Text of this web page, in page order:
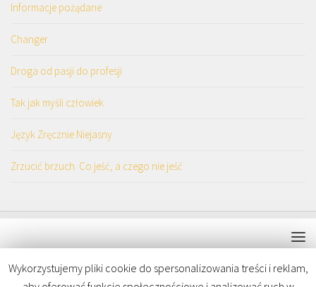
Informacje pożądane
Changer
Droga od pasji do profesji
Tak jak myśli człowiek
Język Zręcznie Niejasny
Zrzucić brzuch. Co jeść, a czego nie jeść
Wykorzystujemy pliki cookie do spersonalizowania treści i reklam,